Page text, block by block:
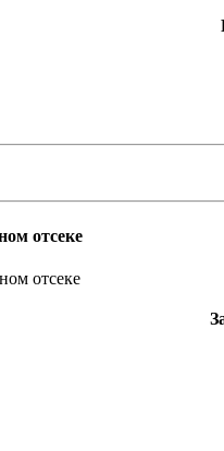
отсеке